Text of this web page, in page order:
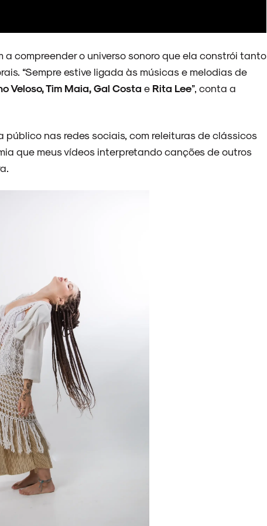
compreender o universo sonoro que ela constrói tanto
“Sempre estive ligada às músicas e melodias de
Veloso, Tim Maia, Gal Costa e Rita Lee”, conta a
público nas redes sociais, com releituras de clássicos
que meus vídeos interpretando canções de outros